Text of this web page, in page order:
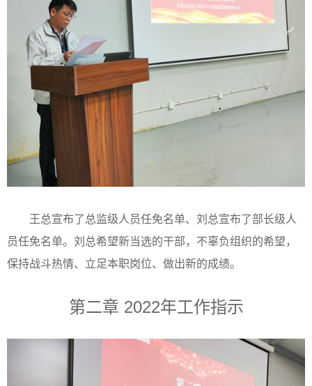
王总宣布了总监级人员任免名单、刘总宣布了部长级人
员任免名单。刘总希望新当选的干部，不辜负组织的希望，
保持战斗热情、立足本职岗位、做出新的成绩。
第二章 2022年工作指示